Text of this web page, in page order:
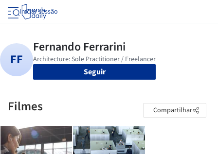
Iniciar sessão
Seguir
Filmes Compartilhar